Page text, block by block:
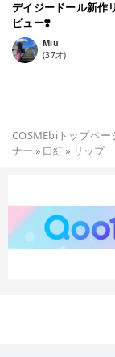
デイジードール新作
ビュー❣️
Miu
(37才)
COSMEbiトップペー
ナー » 口紅» リップ